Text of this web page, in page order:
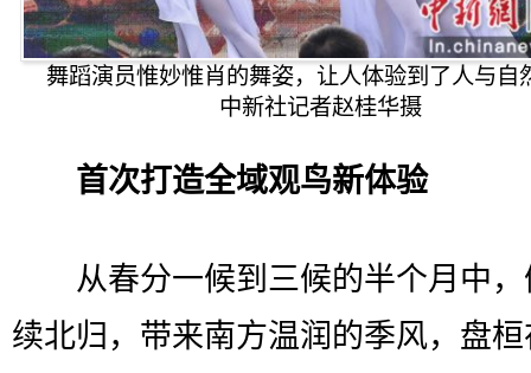
舞蹈演员惟妙惟肖的舞姿，让人体验到了人与自
中新社记者赵桂华摄
首次打造全域观鸟新体验
从春分一候到三候的半个月中，
续北归，带来南方温润的季风，盘